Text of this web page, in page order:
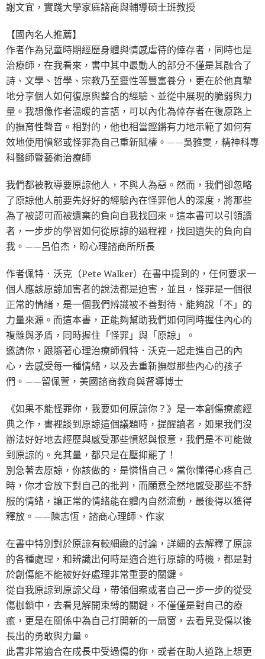
謝文宜，實踐大學家庭諮商與輔導碩士班教授
【國內名人推薦】
作者作為兒童時期經歷身體與情感虐待的倖存者，同時也是
治療師，在我看來，書中其中最動人的部分不僅是其融合了
詩、文學、哲學、宗教乃至靈性等豐富養分，更在於他真摯
地分享個人如何復原與整合的經驗、並從中展現的脆弱與力
量。我想像作者溫暖的言語，可以內化為倖存者在復原路上
的撫育性聲音。相對的，他也相當鏗鏘有力地示範了如何有
效地使用憤怒或怪罪為自己重新賦權。——吳雅雯，精神科專
科醫師暨藝術治療師
我們都被教導要原諒他人，不與人為惡。然而，我們卻忽略
了原諒他人前要先好好的經驗內在怪罪他人的深度，將那些
為了被認可而被遺棄的負向自我找回來。這本書可以引領讀
者，一步步的學習如何從原諒的過程裡，找回遺失的負向自
我。——呂伯杰，盼心理諮商所所長
作者佩特．沃克（Pete Walker）在書中提到的，任何要求一
個人應該原諒加害者的說法都是迫害，並且，怪罪是一個很
正常的情緒，是一個我們辨識被不善對待、能夠說「不」的
力量來源。而這本書，正能夠幫助我們如何同時握住內心的
複雜與矛盾，同時握住「怪罪」與「原諒」。
邀請你，跟隨著心理治療師佩特．沃克一起走進自己的內
心，去感受每一種情緒，以及去重新撫慰那些內心的孩子
們。——留佩萱，美國諮商教育與督導博士
《如果不能怪罪你，我要如何原諒你？》是一本創傷療癒經
典之作，書裡談到原諒這個議題時，提醒讀者，如果我們沒
辦法好好地去經歷與感受那些憤怒與恨意，我們是不可能做
到原諒的。充其量，都只是在壓抑罷了！
別急著去原諒，你該做的，是憐惜自己。當你懂得心疼自己
時，你才會放下對自己的批判，而願意全然地感受那些不舒
服的情緒，讓正常的情緒能在體內自然流動，最後得以獲得
釋放。——陳志恆，諮商心理師、作家
在書中特別對於原諒有較細緻的討論，詳細的去解釋了原諒
的各種處理，和辨識出何時是適合進行原諒的時機，都是對
於創傷能不能被好好處理非常重要的關鍵。
從自我原諒到原諒父母，帶領個案或者自己一步一步的從受
傷枷鎖中，去看見解開束縛的關鍵，不僅僅是對自己的療
癒，更是在關係中為自己打開新的一扇窗，去看見受傷以後
長出的勇敢與力量。
此書非常適合在成長中受過傷的你，或者在助人道路上想更